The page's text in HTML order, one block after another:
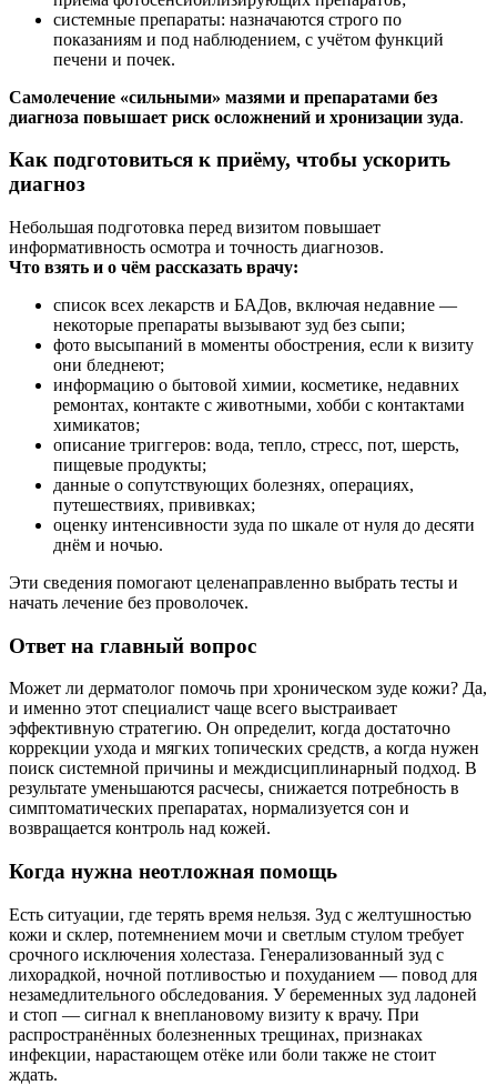
системные препараты: назначаются строго по
показаниям и под наблюдением, с учётом функций
печени и почек.
Самолечение «сильными» мазями и препаратами без
диагноза повышает риск осложнений и хронизации зуда.
Как подготовиться к приёму, чтобы ускорить
диагноз
Небольшая подготовка перед визитом повышает
информативность осмотра и точность диагнозов.
Что взять и о чём рассказать врачу:
список всех лекарств и БАДов, включая недавние —
некоторые препараты вызывают зуд без сыпи;
фото высыпаний в моменты обострения, если к визиту
они бледнеют;
информацию о бытовой химии, косметике, недавних
ремонтах, контакте с животными, хобби с контактами
химикатов;
описание триггеров: вода, тепло, стресс, пот, шерсть,
пищевые продукты;
данные о сопутствующих болезнях, операциях,
путешествиях, прививках;
оценку интенсивности зуда по шкале от нуля до десяти
днём и ночью.
Эти сведения помогают целенаправленно выбрать тесты и
начать лечение без проволочек.
Ответ на главный вопрос
Может ли дерматолог помочь при хроническом зуде кожи? Да,
и именно этот специалист чаще всего выстраивает
эффективную стратегию. Он определит, когда достаточно
коррекции ухода и мягких топических средств, а когда нужен
поиск системной причины и междисциплинарный подход. В
результате уменьшаются расчесы, снижается потребность в
симптоматических препаратах, нормализуется сон и
возвращается контроль над кожей.
Когда нужна неотложная помощь
Есть ситуации, где терять время нельзя. Зуд с желтушностью
кожи и склер, потемнением мочи и светлым стулом требует
срочного исключения холестаза. Генерализованный зуд с
лихорадкой, ночной потливостью и похуданием — повод для
незамедлительного обследования. У беременных зуд ладоней
и стоп — сигнал к внеплановому визиту к врачу. При
распространённых болезненных трещинах, признаках
инфекции, нарастающем отёке или боли также не стоит
ждать.